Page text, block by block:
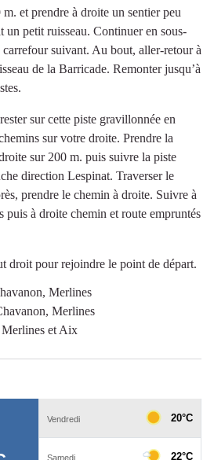
et prendre à droite un sentier peu
petit ruisseau. Continuer en sous-
carrefour suivant. Au bout, aller-retour à
de la Barricade. Remonter jusqu’à
sur cette piste gravillonnée en
sur votre droite. Prendre la
sur 200 m. puis suivre la piste
direction Lespinat. Traverser le
prendre le chemin à droite. Suivre à
puis à droite chemin et route empruntés
droit pour rejoindre le point de départ.
Merlines
Merlines
Merlines et Aix